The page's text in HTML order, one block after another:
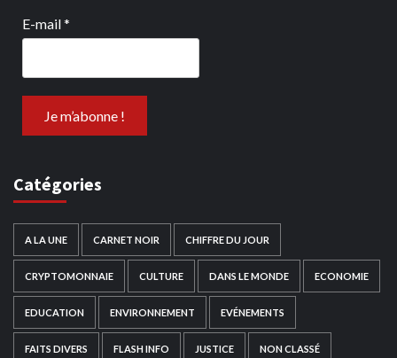
E-mail*
Catégories
A LA UNE CARNET NOIR CHIFFRE DU JOUR
CRYPTOMONNAIE CULTURE DANS LE MONDE ECONOMIE
EDUCATION ENVIRONNEMENT EVÉNEMENTS
FAITS DIVERS FLASH INFO JUSTICE NON CLASSÉ